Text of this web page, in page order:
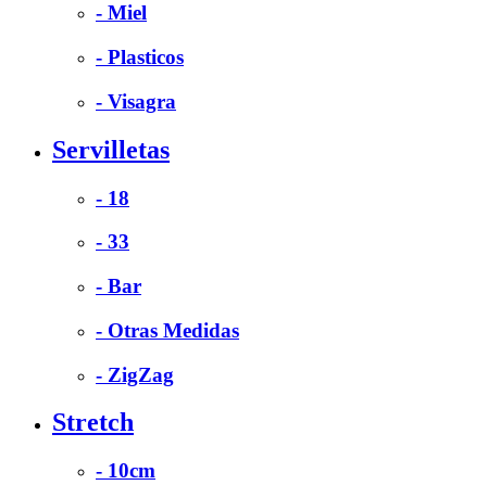
- Miel
- Plasticos
- Visagra
Servilletas
- 18
- 33
- Bar
- Otras Medidas
- ZigZag
Stretch
- 10cm